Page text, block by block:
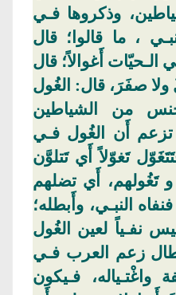
وذكروها فـي
، ما قالوا؛ قال
الـحيّات أَغوالاً؛ قال
ولا صفَرَ، قال: الغُول
من الشياطين
أَن الغُول فـي
تَغوّلاًأَي تَتلوَّن
وتَغُولهم، أَي تضلهم
النبـي، وأَبطله؛
نفـياً لعين الغُول
زعم العرب فـي
واغْتـياله، فـيكون